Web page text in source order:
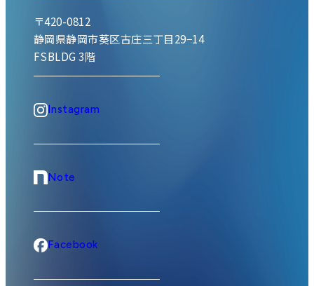
〒420-0812
静岡県静岡市葵区古庄三丁目29−14
FSBLDG 3階
Instagram
Note
Facebook